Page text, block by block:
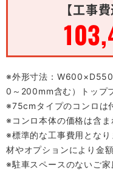
【工事
※外形寸法：
0～200mm含む）トップ
※75cmタイプのコンロは
※コンロ本体の価格は含ま
※標準的な工事費用とな
材やオプションにより金
※駐車スペースのないご